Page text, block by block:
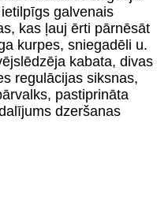
galvenais
kas ļauj ērti pārnēsāt
kurpes, sniegadēli u.
kabata, divas
regulācijas siksnas,
pastiprināta
dzeršanas